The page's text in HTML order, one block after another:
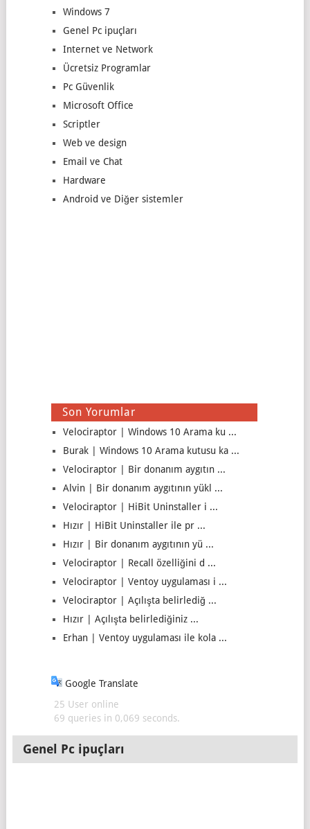
Windows 7
Genel Pc ipuçları
Internet ve Network
Ücretsiz Programlar
Pc Güvenlik
Microsoft Office
Scriptler
Web ve design
Email ve Chat
Hardware
Android ve Diğer sistemler
Son Yorumlar
Velociraptor | Windows 10 Arama ku ...
Burak | Windows 10 Arama kutusu ka ...
Velociraptor | Bir donanım aygıtın ...
Alvin | Bir donanım aygıtının yükl ...
Velociraptor | HiBit Uninstaller i ...
Hızır | HiBit Uninstaller ile pr ...
Hızır | Bir donanım aygıtının yü ...
Velociraptor | Recall özelliğini d ...
Velociraptor | Ventoy uygulaması i ...
Velociraptor | Açılışta belirlediğ ...
Hızır | Açılışta belirlediğiniz ...
Erhan | Ventoy uygulaması ile kola ...
Google Translate
25 User online
69 queries in 0,069 seconds.
Genel Pc ipuçları